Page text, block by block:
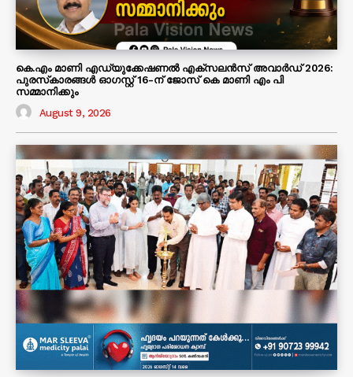
കെ.എം മാണി എഡ്യുക്കേഷണൽ എക്‌സലൻസ് അവാർഡ് 2026:
പുരസ്‌കാരങ്ങൾ ഓഗസ്റ്റ് 16-ന് ജോസ് കെ മാണി എം പി
സമ്മാനിക്കും
August 9, 2026